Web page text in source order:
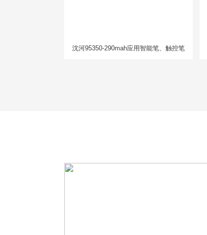
沈河95350-290mah应用智能笔、触控笔